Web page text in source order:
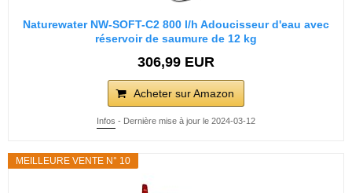
Naturewater NW-SOFT-C2 800 l/h Adoucisseur d'eau avec
réservoir de saumure de 12 kg
306,99 EUR
Acheter sur Amazon
Infos - Dernière mise à jour le 2024-03-12
MEILLEURE VENTE N° 10